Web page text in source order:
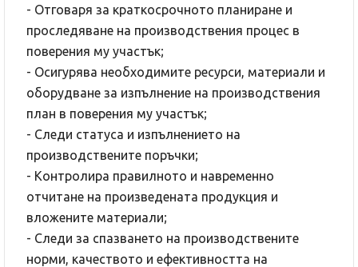
- Отговаря за краткосрочното планиране и
проследяване на производствения процес в
поверения му участък;
- Осигурява необходимите ресурси, материали и
оборудване за изпълнение на производствения
план в поверения му участък;
- Следи статуса и изпълнението на
производствените поръчки;
- Контролира правилното и навременно
отчитане на произведената продукция и
вложените материали;
- Следи за спазването на производствените
норми, качеството и ефективността на